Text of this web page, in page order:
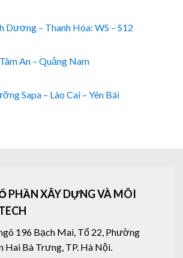
Dương – Thanh Hóa: WS – S12
An – Quảng Nam
Sapa – Lào Cai – Yên Bái
PHẦN XÂY DỰNG VÀ MÔI
196 Bạch Mai, Tổ 22, Phường
Hai Bà Trưng, TP. Hà Nội.